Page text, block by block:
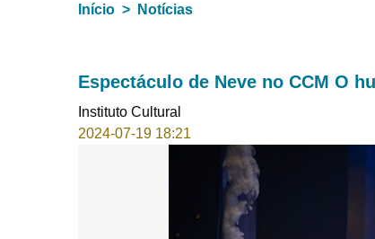
Início Notícias
Espectáculo de Neve no CCM O
Instituto Cultural
2024-07-19 18:21